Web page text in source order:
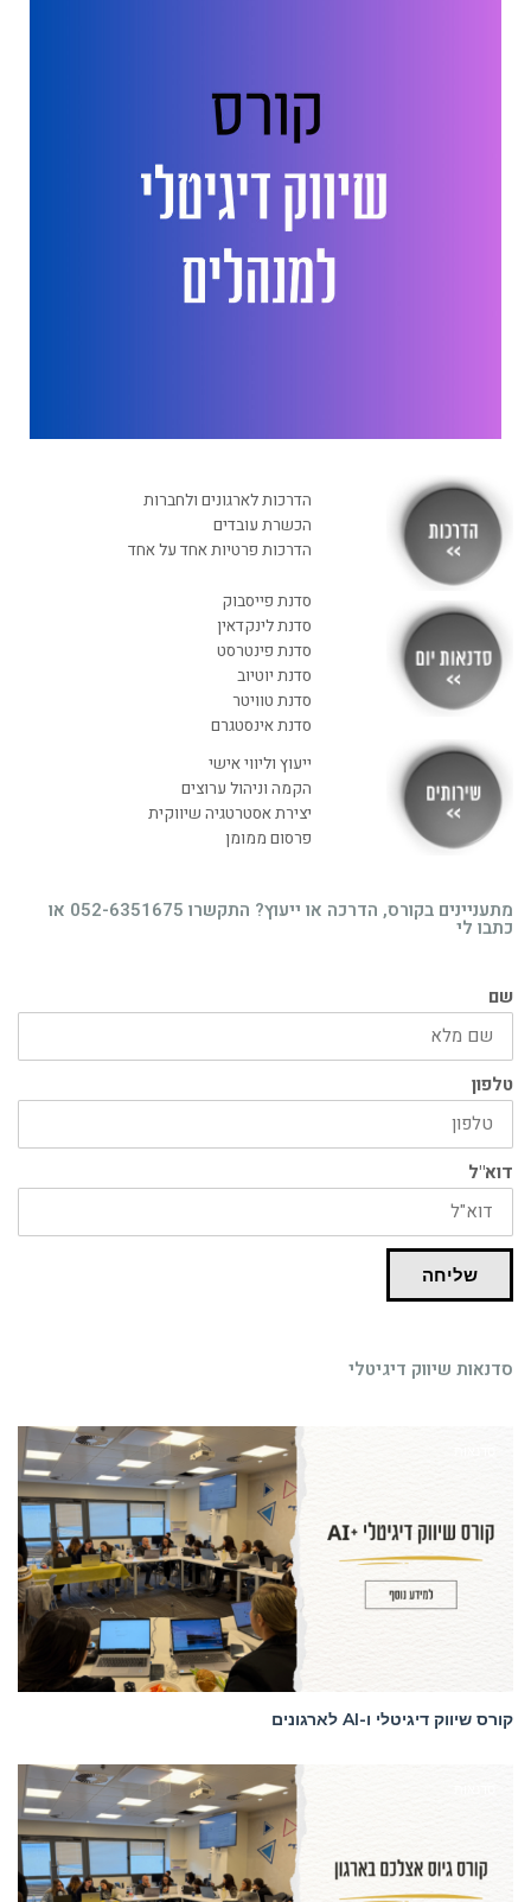
הדרכות לארגונים ולחברות
הכשרת עובדים
הדרכות פרטיות אחד על אחד
סדנת פייסבוק
סדנת לינקדאין
סדנת פינטרסט
סדנת יוטיוב
סדנת טוויטר
סדנת אינסטגרם
ייעוץ וליווי אישי
הקמה וניהול ערוצים
יצירת אסטרטגיה שיווקית
פרסום ממומן
מתעניינים בקורס, הדרכה או ייעוץ? התקשרו 052-6351675 או
כתבו לי
שם
טלפון
דוא"ל
שליחה
סדנאות שיווק דיגיטלי
קורס שיווק דיגיטלי ו-AI לארגונים
אסטרטגיה. חדשנות. שיווק.
בא לכם לגדול? זמינה לשיחה
רוצה לקבל מידע בדוא"ל מידע על קורסים וסדנאות
בדרך אליך